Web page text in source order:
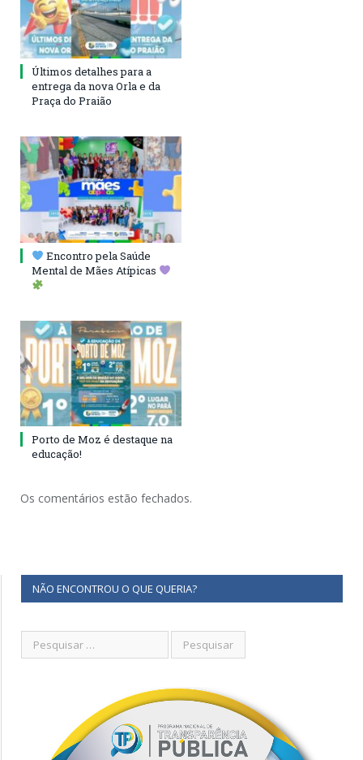
Últimos detalhes para a
entrega da nova Orla e da
Praça do Praião
Encontro pela Saúde
Mental de Mães Atípicas
Porto de Moz é destaque na
educação!
Os comentários estão fechados.
NÃO ENCONTROU O QUE QUERIA?